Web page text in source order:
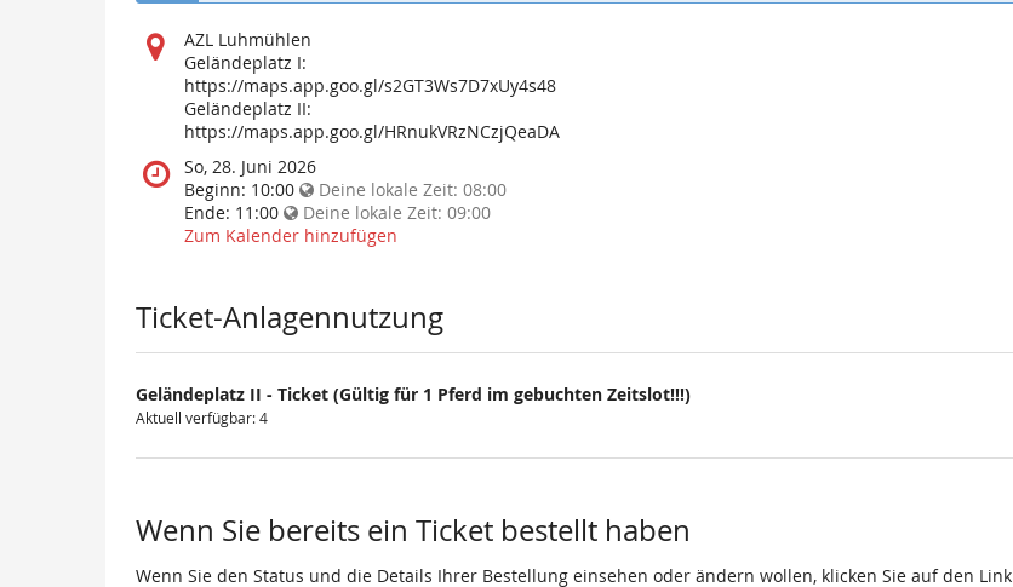
Wo
findet
diese
Veranstaltung
statt?
AZL Luhmühlen
Geländeplatz I:
https://maps.app.goo.gl/s2GT3Ws7D7xUy4s48
Geländeplatz II:
https://maps.app.goo.gl/HRnukVRzNCzjQeaDA
Wann
findet
diese
Veranstaltung
So, 28. Juni 2026
Beginn: 10:00 Deine lokale Zeit: 08:00
Ende: 11:00 Deine lokale Zeit: 09:00
Zum Kalender hinzufügen
Ticket-Anlagennutzung
Geländeplatz II - Ticket (Gültig für 1 Pferd im gebuchten Zeitslot!!!)
Aktuell verfügbar: 4
Wenn Sie bereits ein Ticket bestellt haben
Wenn Sie den Status und die Details Ihrer Bestellung einsehen oder ändern wollen, klicken Sie auf den Link